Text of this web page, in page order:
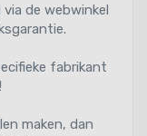
de webwinkel
fabrikant
maken, dan